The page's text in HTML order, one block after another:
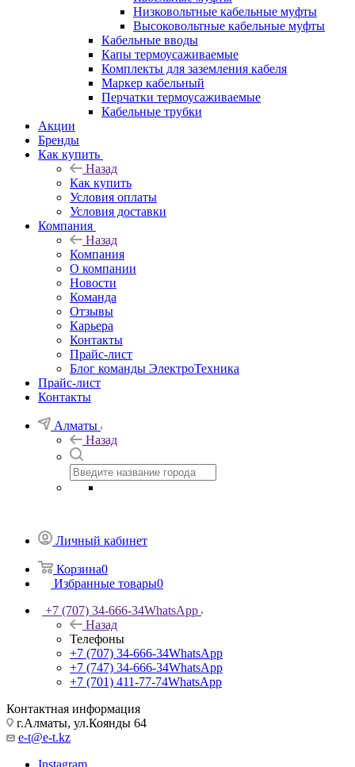
Низковольтные кабельные муфты
Высоковольтные кабельные муфты
Кабельные вводы
Капы термоусаживаемые
Комплекты для заземления кабеля
Маркер кабельный
Перчатки термоусаживаемые
Кабельные трубки
Акции
Бренды
Как купить
Назад
Как купить
Условия оплаты
Условия доставки
Компания
Назад
Компания
О компании
Новости
Команда
Отзывы
Карьера
Контакты
Прайс-лист
Блог команды ЭлектроТехника
Прайс-лист
Контакты
Алматы
Назад
Личный кабинет
Корзина0
Избранные товары0
+7 (707) 34-666-34WhatsApp
Назад
Телефоны
+7 (707) 34-666-34WhatsApp
+7 (747) 34-666-34WhatsApp
+7 (701) 411-77-74WhatsApp
Контактная информация
г.Алматы, ул.Коянды 64
e-t@e-t.kz
Instagram